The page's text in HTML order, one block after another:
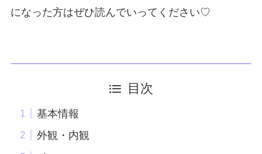
になった方はぜひ読んでいってください♡
目次
基本情報
外観・内観